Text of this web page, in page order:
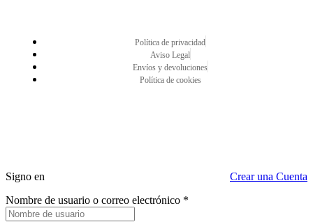
Política de privacidad
Aviso Legal
Envíos y devoluciones
Política de cookies
Signo en
Crear una Cuenta
Nombre de usuario o correo electrónico *